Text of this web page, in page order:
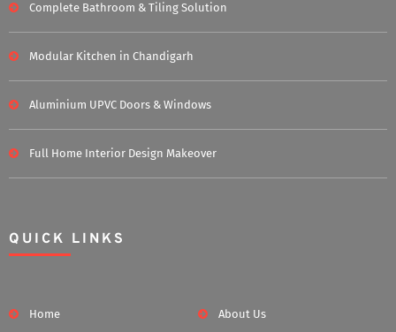
Complete Bathroom & Tiling Solution
Modular Kitchen in Chandigarh
Aluminium UPVC Doors & Windows
Full Home Interior Design Makeover
QUICK LINKS
Home About Us